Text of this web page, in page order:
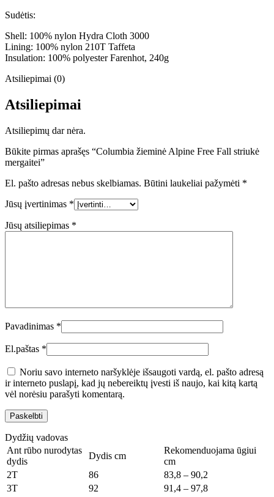
Sudėtis:
Shell: 100% nylon Hydra Cloth 3000
Lining: 100% nylon 210T Taffeta
Insulation: 100% polyester Farenhot, 240g
Atsiliepimai (0)
Atsiliepimai
Atsiliepimų dar nėra.
Būkite pirmas aprašęs “Columbia žieminė Alpine Free Fall striukė
mergaitei”
El. pašto adresas nebus skelbiamas. Būtini laukeliai pažymėti *
Jūsų įvertinimas *
Jūsų atsiliepimas *
Pavadinimas *
El.paštas *
Noriu savo interneto naršyklėje išsaugoti vardą, el. pašto adresą
ir interneto puslapį, kad jų nebereiktų įvesti iš naujo, kai kitą kartą
vėl norėsiu parašyti komentarą.
Dydžių vadovas
Ant rūbo nurodytas
dydis
Dydis cm
Rekomenduojama ūgiui
cm
2T
86
83,8 – 90,2
3T
92
91,4 – 97,8